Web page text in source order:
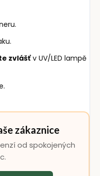
zvlášťv UV/LED lampě
zákaznice
od spokojených